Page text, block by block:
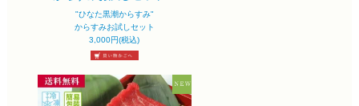
"ひなた黒潮からすみ"
からすみお試しセット
3,000円(税込)